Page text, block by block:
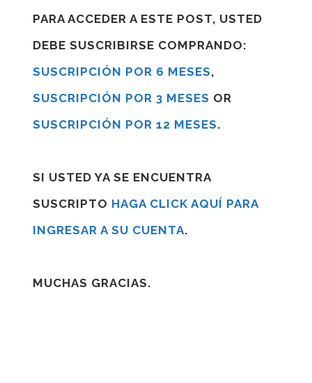
PARA ACCEDER A ESTE POST, USTED
DEBE SUSCRIBIRSE COMPRANDO:
SUSCRIPCIÓN POR 6 MESES,
SUSCRIPCIÓN POR 3 MESES OR
SUSCRIPCIÓN POR 12 MESES.
SI USTED YA SE ENCUENTRA
SUSCRIPTO HAGA CLICK AQUÍ PARA
INGRESAR A SU CUENTA.
MUCHAS GRACIAS.